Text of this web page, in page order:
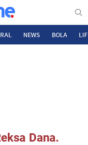
NEWS BOLA
Dana.